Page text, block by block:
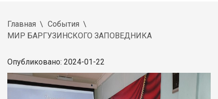
Главная
События
МИР БАРГУЗИНСКОГО ЗАПОВЕДНИКА
Опубликовано: 2024-01-22